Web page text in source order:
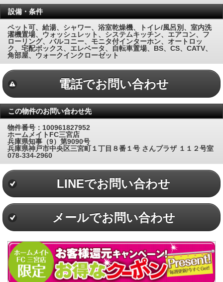
設備・条件
ペット可、給湯、シャワー、浴室乾燥機、トイレ/風呂別、室内洗
濯機置場、ウォッシュレット、システムキッチン、エアコン、フ
ローリング、バルコニー、モニタ付インターホン、オートロッ
ク、宅配ボックス、エレベータ、自転車置場、BS、CS、CATV、
角部屋、ウォークインクローゼット
電話でお問い合わせ
この物件のお問い合わせ先
物件番号：100961827952
ホームメイトFC三宮店
兵庫県知事（9）第9090号
兵庫県神戸市中央区三宮町１丁目８番１号 さんプラザ １１２号室
078-334-2960
LINEでお問い合わせ
メールでお問い合わせ